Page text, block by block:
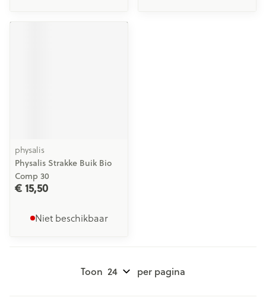
physalis
Physalis Strakke Buik Bio
Comp 30
€ 15,50
Niet beschikbaar
Toon per pagina